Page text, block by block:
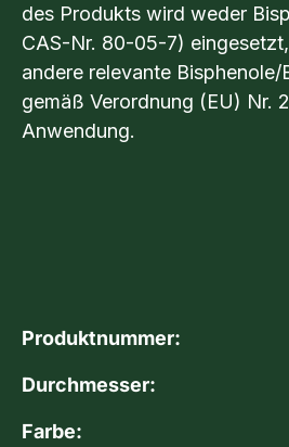
des Produkts wird weder
CAS-Nr. 80-05-7)
andere relevante
gemäß Verordnung (EU) Nr.
Anwendung.
Produktnummer:
Durchmesser:
Farbe: